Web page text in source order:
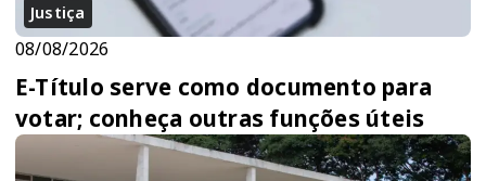
Justiça
08/08/2026
E-Título serve como documento para
votar; conheça outras funções úteis